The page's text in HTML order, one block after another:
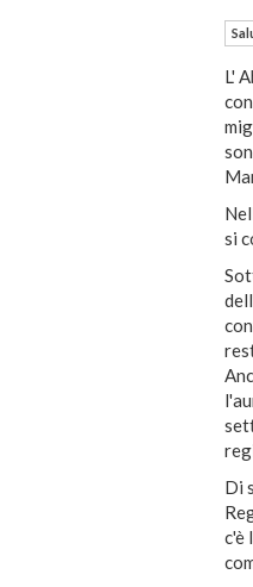
L'
si
Di
c'è